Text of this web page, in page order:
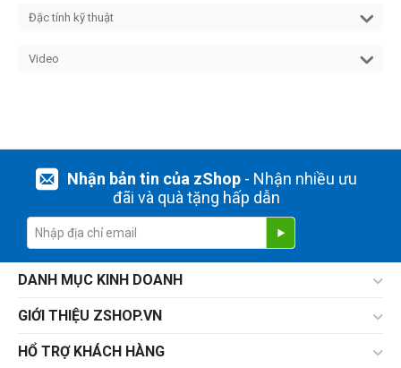
Đặc tính kỹ thuật
Video
Nhận bản tin của zShop- Nhận nhiều ưu
đãi và quà tặng hấp dẫn
DANH MỤC KINH DOANH
GIỚI THIỆU ZSHOP.VN
HỔ TRỢ KHÁCH HÀNG